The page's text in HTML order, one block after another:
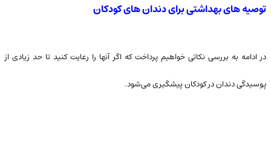
توصیه های بهداشتی برای دندان های کودکان
در ادامه به بررسی نکاتی خواهیم پرداخت که اگر آنها را رعایت کنید تا حد زیادی از
پوسیدگی دندان در کودکان پیشگیری می‌شود.